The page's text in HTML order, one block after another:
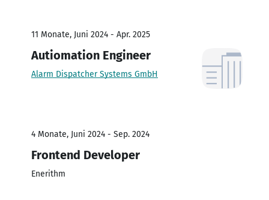
11 Monate, Juni 2024 - Apr. 2025
Autiomation Engineer
Alarm Dispatcher Systems GmbH
4 Monate, Juni 2024 - Sep. 2024
Frontend Developer
Enerithm